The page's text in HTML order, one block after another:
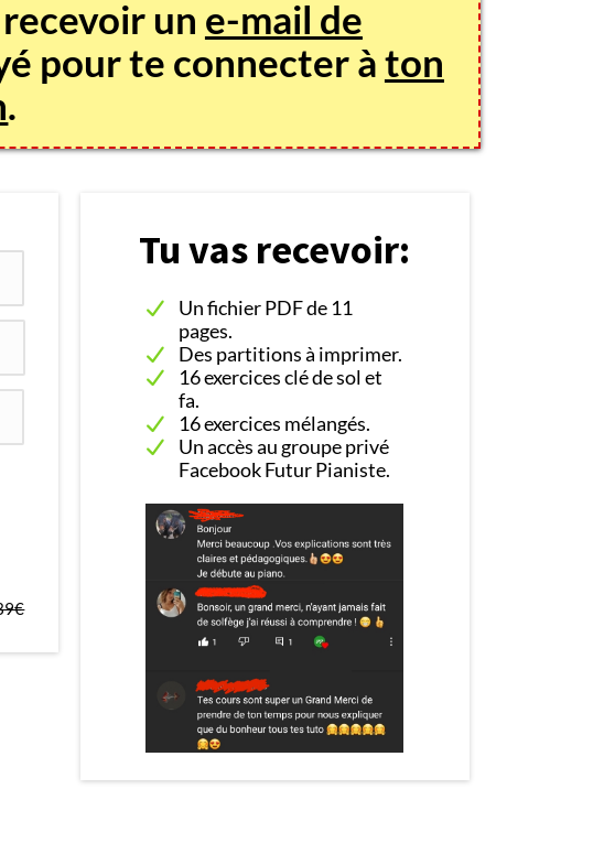
un e-mail de
pour te connecter àton
.
Tu vas recevoir:
Un fichier PDF de 11
pages.
Des partitions à imprimer.
16 exercices clé de sol et
fa.
16 exercices mélangés.
Un accès au groupe privé
Facebook Futur Pianiste.